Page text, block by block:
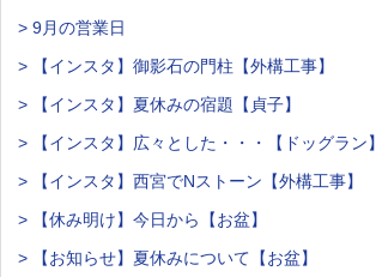
> 9月の営業日
> 【インスタ】御影石の門柱【外構工事】
> 【インスタ】夏休みの宿題【貞子】
> 【インスタ】広々とした・・・【ドッグラン】
> 【インスタ】西宮でNストーン【外構工事】
> 【休み明け】今日から【お盆】
> 【お知らせ】夏休みについて【お盆】